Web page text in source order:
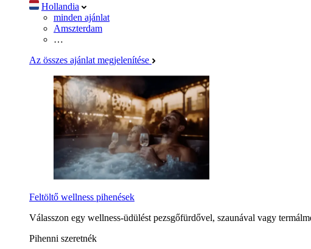
Hollandia
minden ajánlat
Amszterdam
…
Az összes ajánlat megjelenítése
Feltöltő wellness pihenések
Válasszon egy wellness-üdülést pezsgőfürdővel, szaunával vagy
Pihenni szeretnék